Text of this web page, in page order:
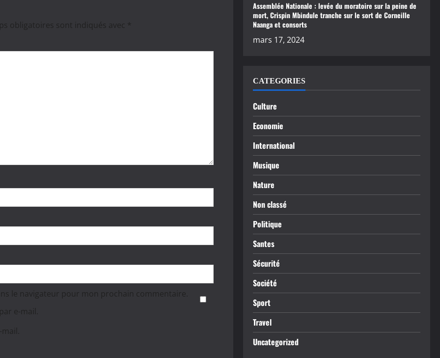
obligatoires sont indiqués avec *
le navigateur pour mon prochain commentaire.
e-mail.
Assemblée Nationale : levée du moratoire sur la peine de
mort, Crispin Mbindule tranche sur le sort de Corneille
Naanga et consorts
mars 17, 2024
CATEGORIES
Culture
Economie
International
Musique
Nature
Non classé
Politique
Santes
Sécurité
Société
Sport
Travel
Uncategorized